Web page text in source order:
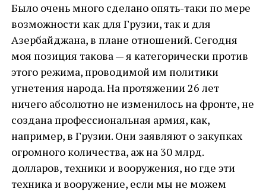
Было очень много сделано опять-таки по мере
возможности как для Грузии, так и для
Азербайджана, в плане отношений. Сегодня
моя позиция такова — я категорически против
этого режима, проводимой им политики
угнетения народа. На протяжении 26 лет
ничего абсолютно не изменилось на фронте, не
создана профессиональная армия, как,
например, в Грузии. Они заявляют о закупках
огромного количества, аж на 30 млрд.
долларов, техники и вооружения, но где эти
техника и вооружение, если мы не можем